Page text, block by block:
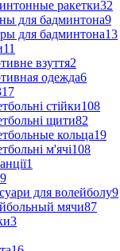
ракетки32
для бадминтона9
для бадминтона13
11
взуття2
одежда6
стійки108
щити82
кольца19
м'ячі108
1
для волейболу9
мячи87
3